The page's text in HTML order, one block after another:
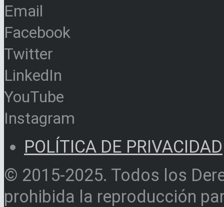
Email
Facebook
Twitter
LinkedIn
YouTube
Instagram
POLÍTICA DE PRIVACIDAD
© 2015-2025. Todos los
prohibida la reproducción